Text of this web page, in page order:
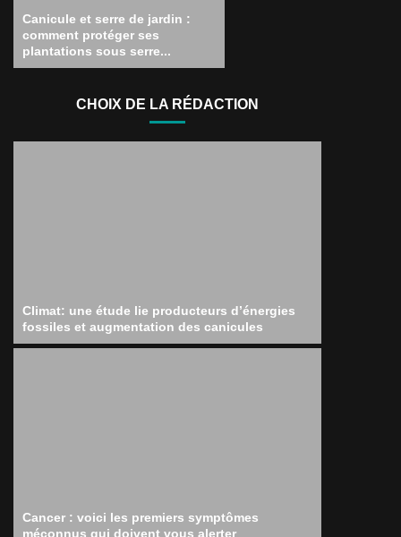
Canicule et serre de jardin :
comment protéger ses
plantations sous serre...
CHOIX DE LA RÉDACTION
Climat: une étude lie producteurs d’énergies
fossiles et augmentation des canicules
Cancer : voici les premiers symptômes
méconnus qui doivent vous alerter